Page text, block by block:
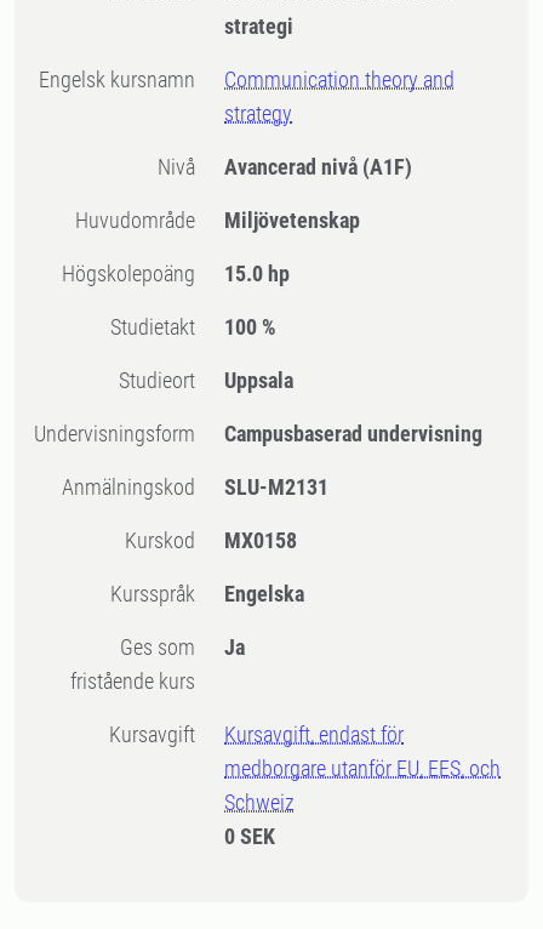
strategi
Engelsk kursnamn
Communication theory and
strategy
Nivå Avancerad nivå (A1F)
Huvudområde Miljövetenskap
högskolepoäng 15.0 hp
Studietakt 100 %
Studieort Uppsala
Undervisningsform Campusbaserad undervisning
Anmälningskod SLU-M2131
Kurskod MX0158
Kursspråk Engelska
Ges som
fristående kurs
Ja
Kursavgift
Kursavgift, endast för
medborgare utanför EU, EES, och
Schweiz
0 SEK